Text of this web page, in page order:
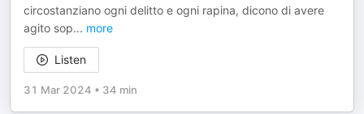
circostanziano ogni delitto e ogni rapina, dicono di avere
agito sop... more
Listen
31 Mar 2024 • 34 min